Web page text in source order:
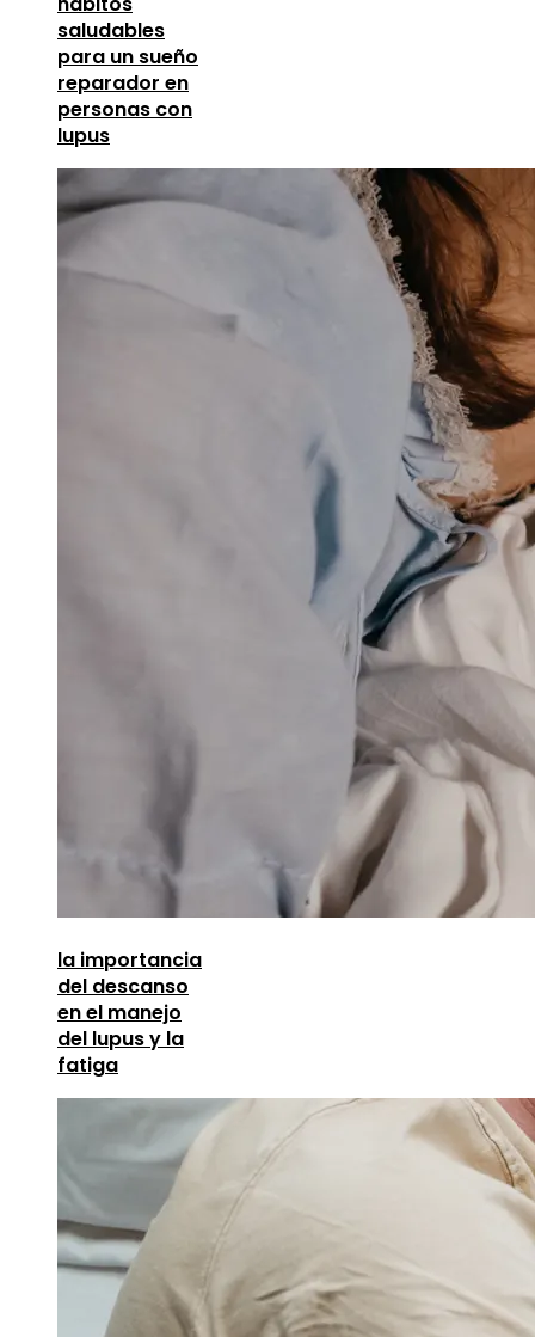
saludables
para un sueño
reparador en
personas con
lupus
la importancia
del descanso
en el manejo
del lupus y la
fatiga